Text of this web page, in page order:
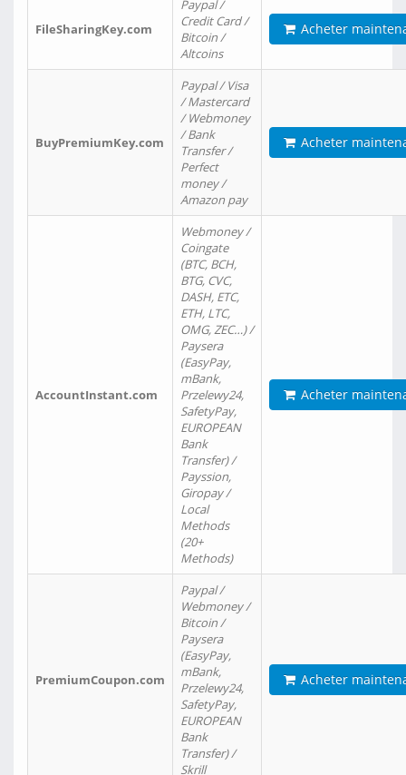
FileSharingKey.com
Paypal /
Credit Card /
Bitcoin /
Altcoins
Acheter
BuyPremiumKey.com
Paypal / Visa
/ Mastercard
/ Webmoney
/ Bank
Transfer /
Perfect
money /
Amazon pay
Acheter
AccountInstant.com
Webmoney /
Coingate
(BTC, BCH,
BTG, CVC,
DASH, ETC,
ETH, LTC,
OMG, ZEC…) /
Paysera
(EasyPay,
mBank,
Przelewy24,
SafetyPay,
EUROPEAN
Bank
Transfer) /
Payssion,
Giropay /
Local
Methods
(20+
Methods)
Acheter
PremiumCoupon.com
Paypal /
Webmoney /
Bitcoin /
Paysera
(EasyPay,
mBank,
Przelewy24,
SafetyPay,
EUROPEAN
Bank
Transfer) /
Skrill
Acheter